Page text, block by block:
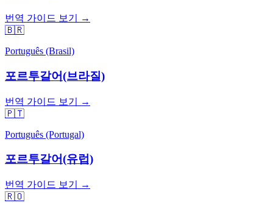
번역 가이드 보기 →
🇧🇷
Português (Brasil)
포르투갈어(브라질)
번역 가이드 보기 →
🇵🇹
Português (Portugal)
포르투갈어(유럽)
번역 가이드 보기 →
🇷🇴